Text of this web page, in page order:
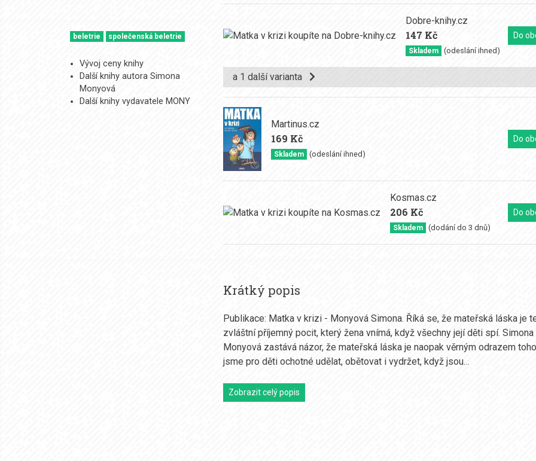
beletrie společenská beletrie
Vývoj ceny knihy
Další knihy autora Simona
Monyová
Další knihy vydavatele MONY
Dobre-knihy.cz
147 Kč
Skladem (odeslání ihned)
Do
a 1 další varianta
Martinus.cz
169 Kč
Skladem (odeslání ihned)
Do
Kosmas.cz
206 Kč
Skladem (dodání do 3 dnů)
Do
Krátký popis
Publikace: Matka v krizi - Monyová Simona. Říká se, že mateřská láska je
zvláštní příjemný pocit, který žena vnímá, když všechny její děti spí. Simona
Monyová zastává názor, že mateřská láska je naopak věrným odrazem
jsme pro děti ochotné udělat, obětovat i vydržet, když jsou…
Zobrazit celý popis